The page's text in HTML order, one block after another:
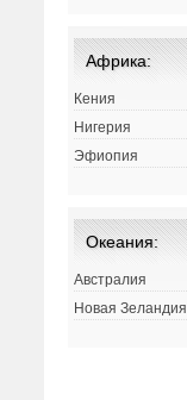
Африка:
Кения
Нигерия
Эфиопия
Океания:
Австралия
Новая Зеландия